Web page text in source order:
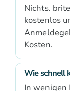
Nichts.
kostenlos
Kosten.
Wie schnell
In wenigen